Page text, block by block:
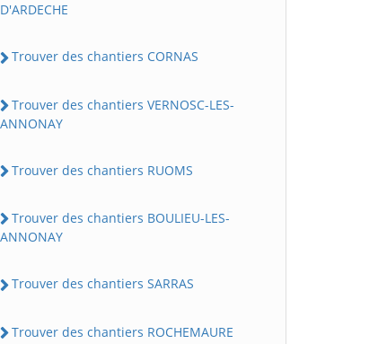
D'ARDECHE
Trouver des chantiers CORNAS
Trouver des chantiers VERNOSC-LES-
ANNONAY
Trouver des chantiers RUOMS
Trouver des chantiers BOULIEU-LES-
ANNONAY
Trouver des chantiers SARRAS
Trouver des chantiers ROCHEMAURE